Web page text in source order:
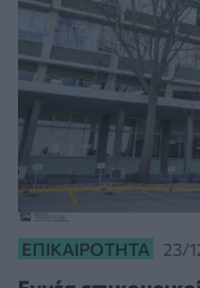
ΕΠΙΚΑΙΡΌΤΗΤΑ 23/